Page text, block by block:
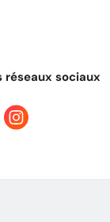
réseaux sociaux